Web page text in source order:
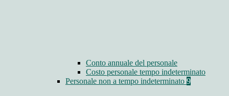
Conto annuale del personale
Costo personale tempo indeterminato
Personale non a tempo indeterminato 9